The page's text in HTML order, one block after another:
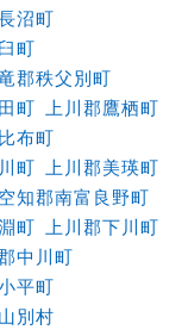
沼町
町
郡秩父別町
町
上川郡鷹栖町
布町
町
上川郡美瑛町
空知郡南富良野町
町
上川郡下川町
中川町
平町
別村